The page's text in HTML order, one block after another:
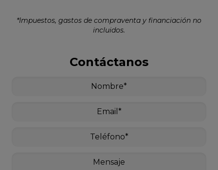
*Impuestos, gastos de compraventa y financiación no
incluidos.
Contáctanos